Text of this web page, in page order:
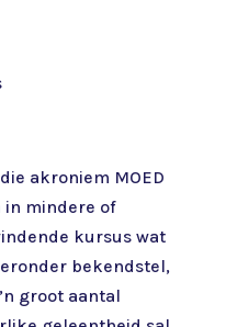
akroniem MOED
in mindere of
kursus wat
bekendstel,
groot aantal